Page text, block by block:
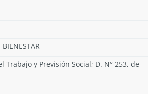
Trabajo y Previsión Social; D. N° 253, de